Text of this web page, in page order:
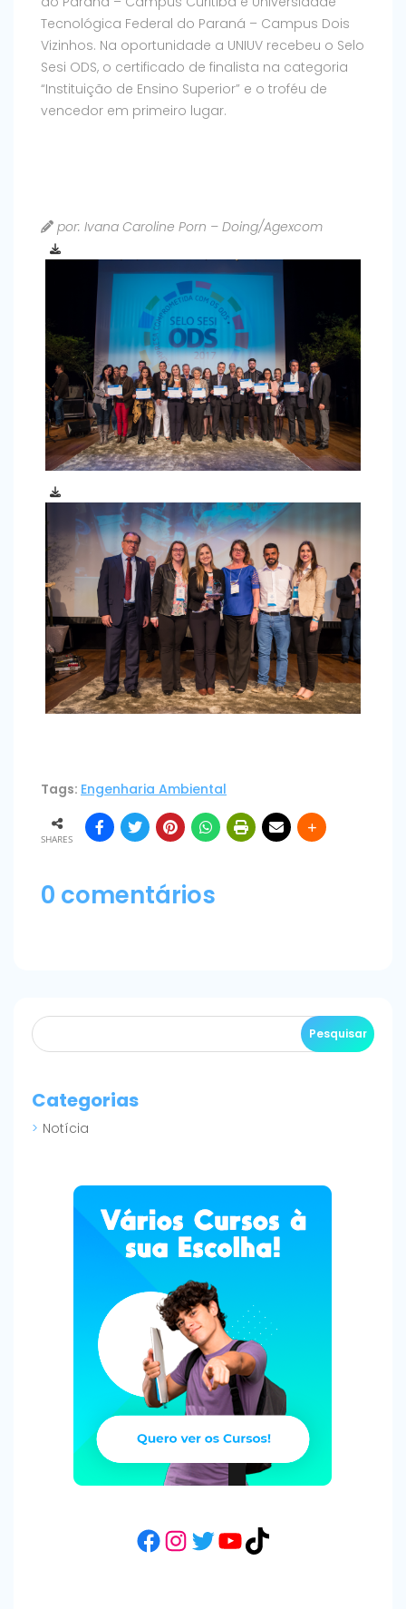
Tecnológica Federal do Paraná – Campus Dois
Vizinhos. Na oportunidade a UNIUV recebeu o Selo
Sesi ODS, o certificado de finalista na categoria
“Instituição de Ensino Superior” e o troféu de
vencedor em primeiro lugar.
por: Ivana Caroline Porn – Doing/Agexcom
Tags: Engenharia Ambiental
SHARES
0 comentários
Categorias
Notícia
Facebook
Instagram
Twitter
YouTube
TikTok